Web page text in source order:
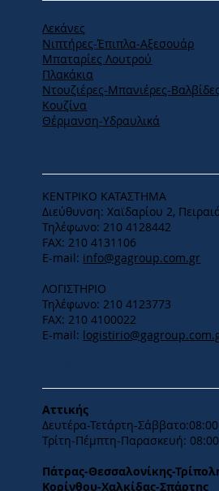
ΚΕΝΤΡΙΚΟ ΚΑΤΑΣΤΗΜΑ
Διεύθυνση: Χαϊδαρίου 2,
Τηλέφωνο: 210 4128442
FAX: 210 4131106
E-mail: info@gagroup.com.gr
ΛΟΓΙΣΤΗΡΙΟ
Τηλέφωνο: 210 4123773
FAX: 210 4100022
E-mail:
Αττικής
Δευτέρα-Τετάρτη-​
​Τρίτη-Πέμπτη-Παρασκευή:
Πάτρας-Θεσσαλονίκης-
Κορίνθου-Χαλκίδας-Σπάρτης
Λεκάνες
Νιπτήρες-Έπιπλα-Αξεσουάρ
Μπαταρίες Λουτρού
Πλακάκια
Ντουζιέρες-Μπανιέρες-
Κουζίνα
Θέρμανση-Υδραυλικά